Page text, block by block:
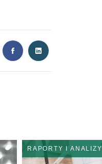
RAPORTY I ANALIZY